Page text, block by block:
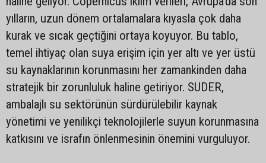
yılların, uzun dönem ortalamalara kıyasla çok daha
kurak ve sıcak geçtiğini ortaya koyuyor. Bu tablo,
temel ihtiyaç olan suya erişim için yer altı ve yer üstü
su kaynaklarının korunmasını her zamankinden daha
stratejik bir zorunluluk haline getiriyor. SUDER,
ambalajlı su sektörünün sürdürülebilir kaynak
yönetimi ve yenilikçi teknolojilerle suyun korunmasına
katkısını ve israfın önlenmesinin önemini vurguluyor.